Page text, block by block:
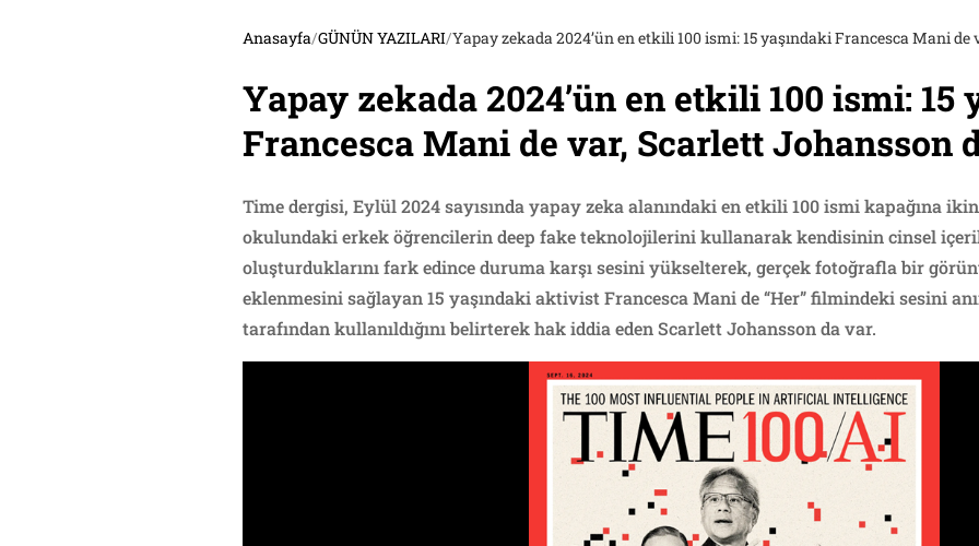
Anasayfa/GÜNÜN YAZILARI/Yapay zekada 2024’ün en etkili 100 ismi: 15 yaşındaki Francesca Mani
Yapay zekada 2024’ün en etkili 100 ismi: 15
Francesca Mani de var, Scarlett Johansson
Time dergisi, Eylül 2024 sayısında yapay zeka alanındaki en etkili 100 ismi kapağına
okulundaki erkek öğrencilerin deep fake teknolojilerini kullanarak kendisinin cinsel
oluşturduklarını fark edince duruma karşı sesini yükselterek, gerçek fotoğrafla bir
eklenmesini sağlayan 15 yaşındaki aktivist Francesca Mani de “Her” filmindeki sesini
tarafından kullanıldığını belirterek hak iddia eden Scarlett Johansson da var.